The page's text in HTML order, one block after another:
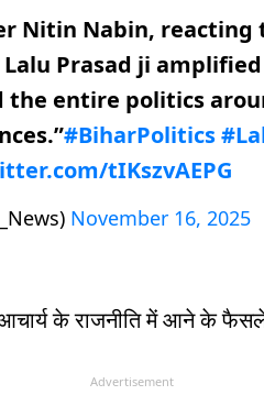
Nitin Nabin, reacting
Lalu Prasad ji
entire politics
#BiharPolitics
tIKszvAEPG
November 16, 2025
के राजनीति में आने के
Advertisement